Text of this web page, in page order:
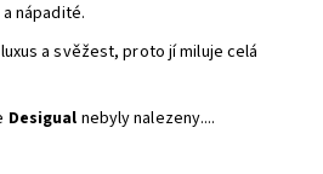
nápadité.
a svěžest, proto jí miluje celá
Desigual nebyly nalezeny....